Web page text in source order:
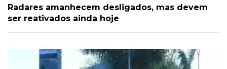
Radares amanhecem desligados, mas devem
ser reativados ainda hoje